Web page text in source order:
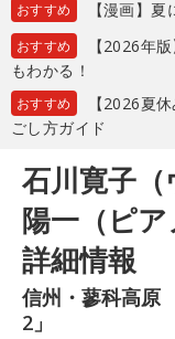
おすすめ 【漫画】
おすすめ
【2026年
もわかる！
おすすめ
【2026夏
ごし方ガイド
石川寛子
陽一（ピ
詳細情報
信州・蓼科高原
2」